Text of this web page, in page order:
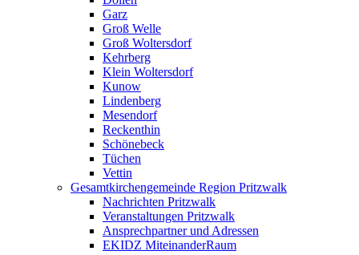
Garz
Groß Welle
Groß Woltersdorf
Kehrberg
Klein Woltersdorf
Kunow
Lindenberg
Mesendorf
Reckenthin
Schönebeck
Tüchen
Vettin
Gesamtkirchengemeinde Region Pritzwalk
Nachrichten Pritzwalk
Veranstaltungen Pritzwalk
Ansprechpartner und Adressen
EKIDZ MiteinanderRaum